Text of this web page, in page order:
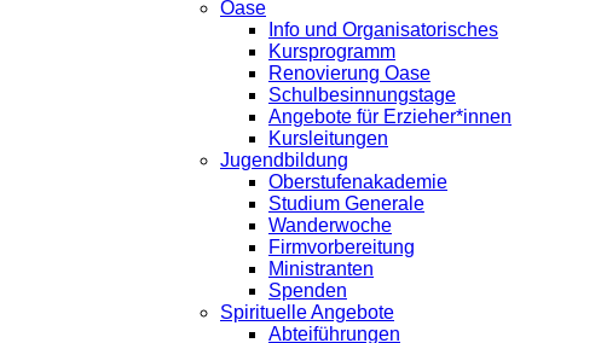
Oase
Info und Organisatorisches
Kursprogramm
Renovierung Oase
Schulbesinnungstage
Angebote für Erzieher*innen
Kursleitungen
Jugendbildung
Oberstufenakademie
Studium Generale
Wanderwoche
Firmvorbereitung
Ministranten
Spenden
Spirituelle Angebote
Abteiführungen